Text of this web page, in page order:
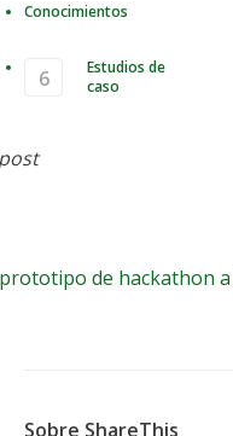
Conocimientos
Estudios de
caso
de hackathon
Sobre ShareThis